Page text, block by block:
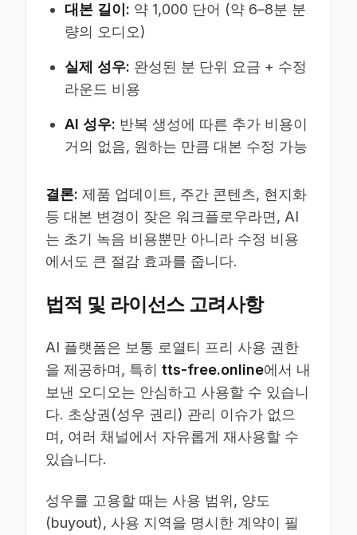
대본 길이: 약 1,000 단어 (약 6–8분 분
량의 오디오)
실제 성우: 완성된 분 단위 요금 + 수정
라운드 비용
AI 성우: 반복 생성에 따른 추가 비용이
거의 없음, 원하는 만큼 대본 수정 가능
결론: 제품 업데이트, 주간 콘텐츠, 현지화
등 대본 변경이 잦은 워크플로우라면, AI
는 초기 녹음 비용뿐만 아니라 수정 비용
에서도 큰 절감 효과를 줍니다.
법적 및 라이선스 고려사항
AI 플랫폼은 보통 로열티 프리 사용 권한
을 제공하며, 특히 tts-free.online에서 내
보낸 오디오는 안심하고 사용할 수 있습니
다. 초상권(성우 권리) 관리 이슈가 없으
며, 여러 채널에서 자유롭게 재사용할 수
있습니다.
성우를 고용할 때는 사용 범위, 양도
(buyout), 사용 지역을 명시한 계약이 필